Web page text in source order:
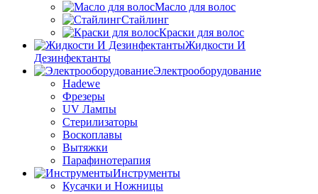
Масло для волос
Стайлинг
Краски для волос
Жидкости И
Дезинфектанты
Электрооборудование
Hadewe
Фрезеры
UV Лампы
Стерилизаторы
Воскоплавы
Вытяжки
Парафинотерапия
Инструменты
Кусачки и Ножницы